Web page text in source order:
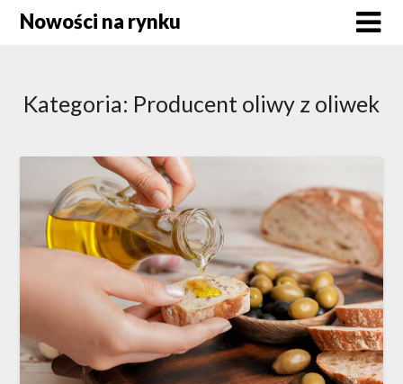
SkipNowości na rynku
Kategoria: Producent oliwy z oliwek